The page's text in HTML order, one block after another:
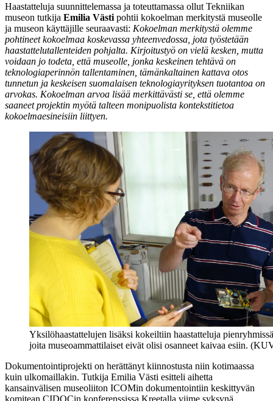
Haastatteluja suunnittelemassa ja toteuttamassa ollut Tekniikan
museon tutkija Emilia Västi pohtii kokoelman merkitystä museolle
ja museon käyttäjille seuraavasti: Kokoelman merkitystä olemme
pohtineet kokoelmaa koskevassa yhteenvedossa, jota työstetään
haastattelutallenteiden pohjalta. Kirjoitustyö on vielä kesken, mutta
voidaan jo todeta, että museolle, jonka keskeinen tehtävä on
teknologiaperinnön tallentaminen, tämänkaltainen kattava otos
tunnetun ja keskeisen suomalaisen teknologiayrityksen tuotantoa on
arvokas. Kokoelman arvoa lisää merkittävästi se, että olemme
saaneet projektin myötä talteen monipuolista kontekstitietoa
kokoelmaesineisiin liittyen.
Yksilöhaastattelujen lisäksi kokeiltiin haastatteluja
joita museoammattilaiset eivät olisi osanneet kaivaa esiin.
Dokumentointiprojekti on herättänyt kiinnostusta niin kotimaassa
kuin ulkomaillakin. Tutkija Emilia Västi esitteli aihetta
kansainvälisen museoliiton ICOMin dokumentointiin keskittyvän
komitean CIDOCin konferenssissa Kreetalla viime syksynä.